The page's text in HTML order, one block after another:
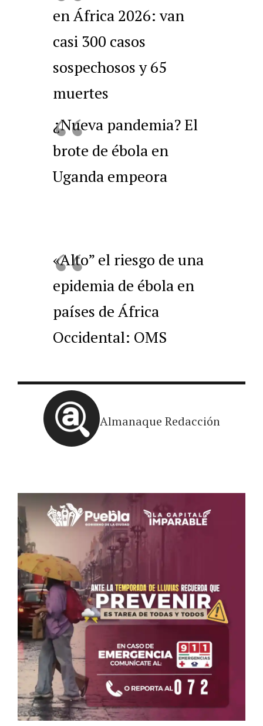
en África 2026: van
casi 300 casos
sospechosos y 65
muertes
¿Nueva pandemia? El
brote de ébola en
Uganda empeora
«Alto” el riesgo de una
epidemia de ébola en
países de África
Occidental: OMS
Almanaque Redacción